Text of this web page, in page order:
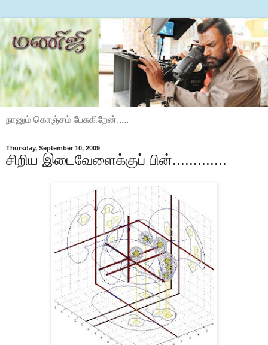
நானும் கொஞ்சம் பேசுகிறேன்.....
Thursday, September 10, 2009
சிறிய இடைவேளைக்குப் பின்.............